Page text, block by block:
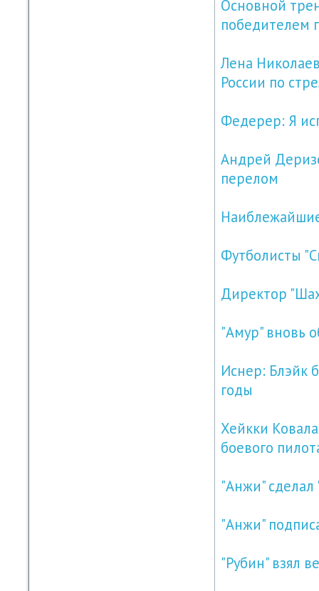
Основной
победителем
Лена
России по
Федерер: Я
Андрей
перелом
Футболисты
Директор
"Амур" вновь
Иснер: Блэйк
годы
Хейкки
боевого
"Анжи"
"Анжи"
"Рубин" взял